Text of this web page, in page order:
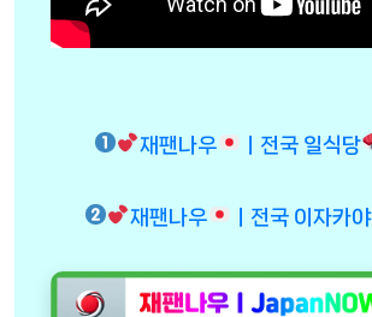
재팬나우 ㅣ전국 일식당
재팬나우 ㅣ전국 이자카야